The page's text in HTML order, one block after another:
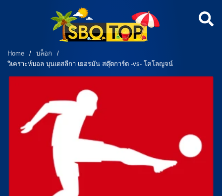
Home / บล็อก
/
วิเคราะห์บอล บุนเดสลีกา เยอรมัน สตุ๊ตการ์ต -vs- โคโลญจน์